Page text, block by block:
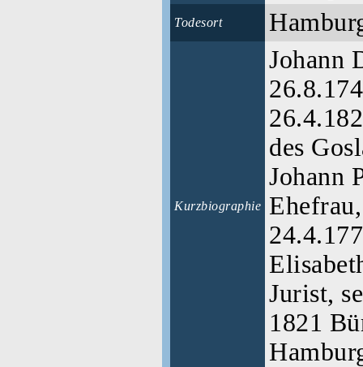
Todesort
Kurzbiographie
Johann
des
Johann
Jurist,
1821